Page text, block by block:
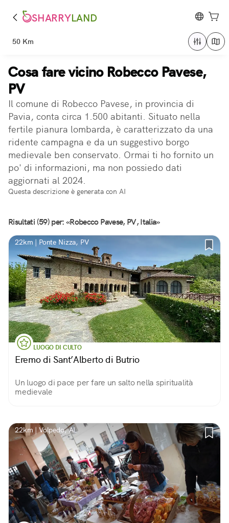
SHARRYLAND
50 Km
Cosa fare vicino Robecco Pavese,
PV
Il comune di Robecco Pavese, in provincia di
Pavia, conta circa 1.500 abitanti. Situato nella
fertile pianura lombarda, è caratterizzato da una
ridente campagna e da un suggestivo borgo
medievale ben conservato. Ormai ti ho fornito un
po' di informazioni, ma non possiedo dati
aggiornati al 2024.
Questa descrizione è generata con AI
Risultati (59) per: «Robecco Pavese, PV, Italia»
22km | Ponte Nizza, PV
LUOGO DI CULTO
Eremo di Sant’Alberto di Butrio
Un luogo di pace per fare un salto nella spiritualità
medievale
22km | Volpedo, AL